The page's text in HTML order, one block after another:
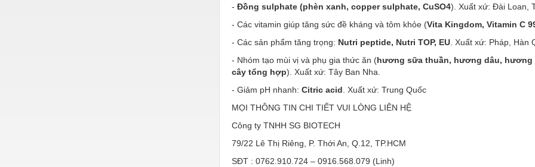
- Đồng sulphate (phèn xanh, copper sulphate, CuSO4). Xuất xứ: Đài Loan,
- Các vitamin giúp tăng sức đề kháng và tôm khỏe (Vita Kingdom, Vitamin C
- Các sản phẩm tăng trọng: Nutri peptide, Nutri TOP, EU. Xuất xứ: Pháp, Hàn
- Nhóm tạo mùi vị và phụ gia thức ăn (hương sữa thuần, hương dâu,
cây tổng hợp). Xuất xứ: Tây Ban Nha.
- Giảm pH nhanh: Citric acid. Xuất xứ: Trung Quốc
MỌI THÔNG TIN CHI TIẾT VUI LÒNG LIÊN HỆ
Công ty TNHH SG BIOTECH
79/22 Lê Thị Riêng, P. Thới An, Q.12, TP.HCM
SĐT : 0762.910.724 – 0916.568.079 (Linh)